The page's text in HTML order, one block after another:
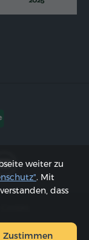
weiter zu
. Mit
dass
Zustimmen